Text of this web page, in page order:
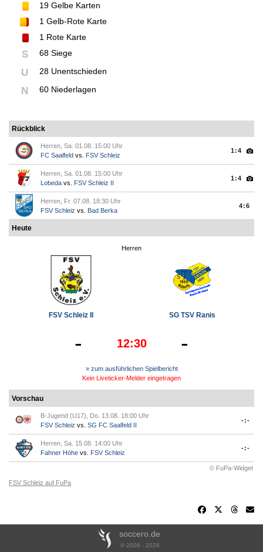
19 Gelbe Karten
1 Gelb-Rote Karte
1 Rote Karte
S 68 Siege
U 28 Unentschieden
N 60 Niederlagen
Rückblick
Herren, Sa. 01.08. 15:00 Uhr
FC Saalfeld vs. FSV Schleiz
1:4
Herren, Sa. 01.08. 15:00 Uhr
Lobeda vs. FSV Schleiz II
1:4
Herren, Fr. 07.08. 18:30 Uhr
FSV Schleiz vs. Bad Berka
4:6
Heute
Herren
FSV Schleiz II SG TSV Ranis
- 12:30 -
» zum ausführlichen Spielbericht
Kein Liveticker-Melder eingetragen
Vorschau
B-Jugend (U17), Do. 13.08. 18:00 Uhr
FSV Schleiz vs. SG FC Saalfeld II
-:-
Herren, Sa. 15.08. 14:00 Uhr
Fahner Höhe vs. FSV Schleiz
-:-
© FuPa-Widget
FSV Schleiz auf FuPa
soccero.de
© 2006 - 2026